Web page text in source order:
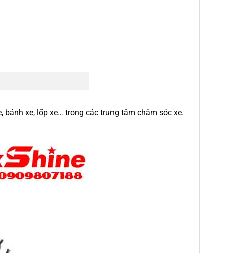
xe, lốp xe… trong các trung tâm chăm sóc xe.